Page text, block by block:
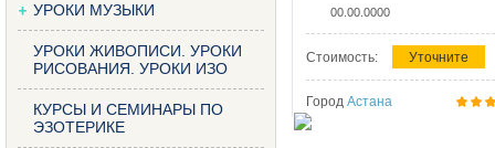
УРОКИ МУЗЫКИ
УРОКИ ЖИВОПИСИ. УРОКИ
РИСОВАНИЯ. УРОКИ ИЗО
КУРСЫ И СЕМИНАРЫ ПО
ЭЗОТЕРИКЕ
00.00.0000
Стоимость: Уточните
Город Астана